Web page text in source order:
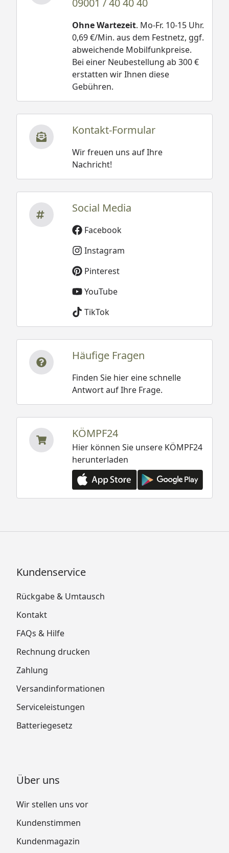
Ohne Wartezeit. Mo-Fr. 10-15 Uhr.
0,69 €/Min. aus dem Festnetz, ggf.
abweichende Mobilfunkpreise.
Bei einer Neubestellung ab 300 €
erstatten wir Ihnen diese
Gebühren.
Kontakt-Formular
Wir freuen uns auf Ihre
Nachricht!
Social Media
Facebook
Instagram
Pinterest
YouTube
TikTok
Häufige Fragen
Finden Sie hier eine schnelle
Antwort auf Ihre Frage.
KÖMPF24
Hier können Sie unsere KÖMPF24
herunterladen
Kundenservice
Rückgabe & Umtausch
Kontakt
FAQs & Hilfe
Rechnung drucken
Zahlung
Versandinformationen
Serviceleistungen
Batteriegesetz
Über uns
Wir stellen uns vor
Kundenstimmen
Kundenmagazin